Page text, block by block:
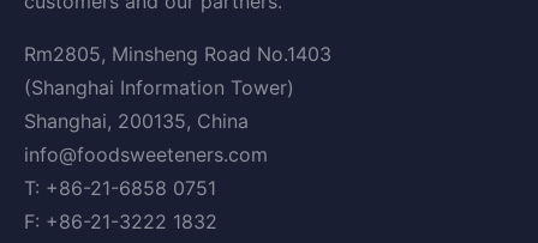
Rm2805, Minsheng Road No.1403
(Shanghai Information Tower)
Shanghai, 200135, China
info@foodsweeteners.com
T: +86-21-6858 0751
F: +86-21-3222 1832